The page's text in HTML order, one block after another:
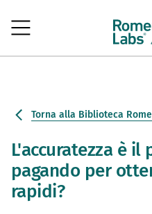
Torna alla Biblioteca
L'accuratezza è il
pagando per
rapidi?